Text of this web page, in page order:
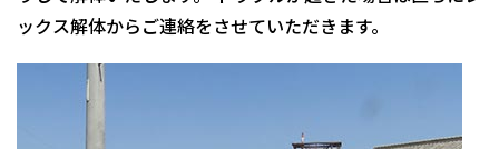
ックス解体からご連絡をさせていただきます。